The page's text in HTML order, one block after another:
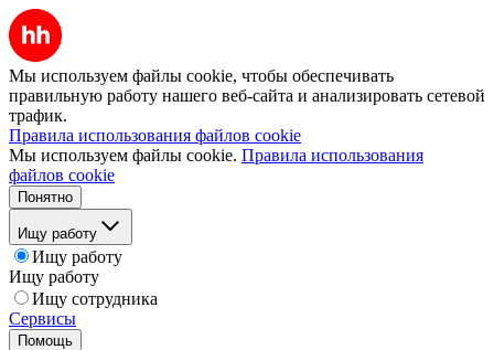
Мы используем файлы cookie, чтобы обеспечивать
правильную работу нашего веб-сайта и анализировать сетевой
трафик.
Правила использования файлов cookie
Мы используем файлы cookie. Правила использования
файлов cookie
Понятно
Ищу работу
Ищу работу
Ищу работу
Ищу сотрудника
Сервисы
Помощь